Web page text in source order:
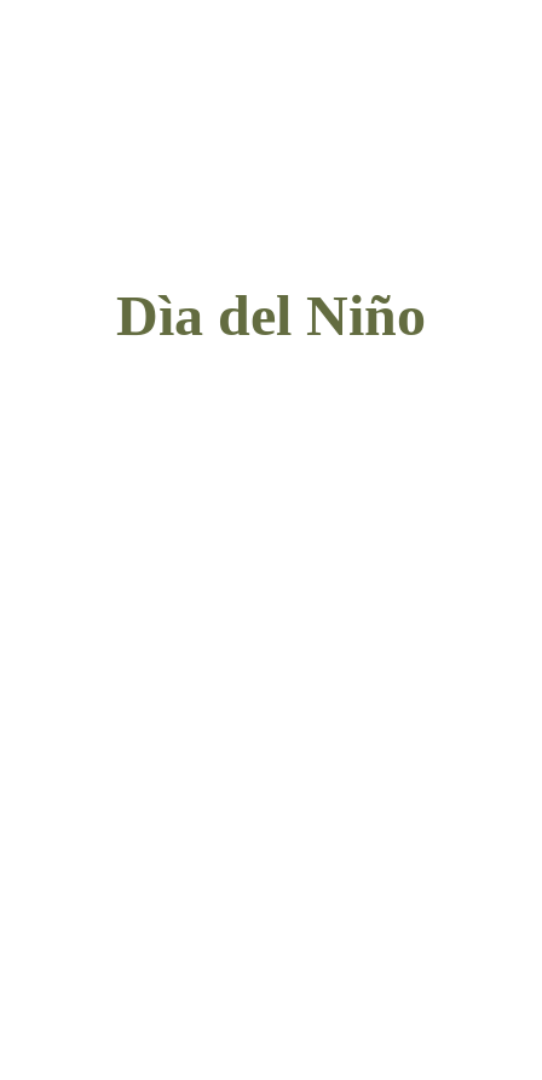
Dìa del Niño